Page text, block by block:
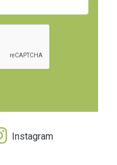
Instagram